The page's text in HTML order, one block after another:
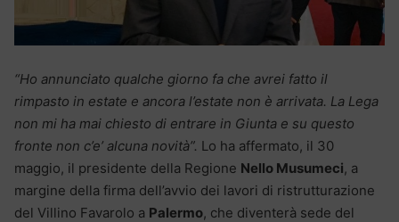
“Ho annunciato qualche giorno fa che avrei fatto il
rimpasto in estate e ancora l’estate non è arrivata. La Lega
non mi ha mai chiesto di entrare in Giunta e su questo
fronte non c’e’ alcuna novità”. Lo ha affermato, il 30
maggio, il presidente della Regione Nello Musumeci, a
margine della firma dell’avvio dei lavori di ristrutturazione
del Villino Favarolo a Palermo, che diventerà sede del